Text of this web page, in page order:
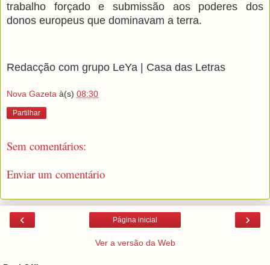
trabalho forçado e submissão aos poderes dos
donos europeus que dominavam a terra.
Redacção com grupo LeYa | Casa das Letras
Nova Gazeta à(s) 08:30
Partilhar
Sem comentários:
Enviar um comentário
‹ ›
Página inicial
Ver a versão da Web